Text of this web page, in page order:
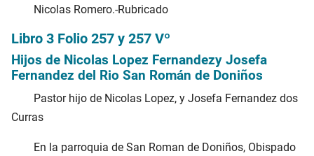
Nicolas Romero.-Rubricado
Libro 3 Folio 257 y 257 Vº
Hijos de Nicolas Lopez Fernandezy Josefa
Fernandez del Rio San Román de Doniños
Pastor hijo de Nicolas Lopez, y Josefa Fernandez dos
Curras
En la parroquia de San Roman de Doniños, Obispado